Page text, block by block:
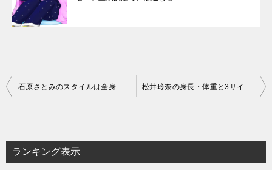
投
ビ
ゲ
石原さとみのスタイルは全身は可愛い？維持する方法と身長・体重は？ 松井玲奈の身長・体重と3サイズは？「プロミス・シンデレラ」で魅力的な演技
ランキング表示